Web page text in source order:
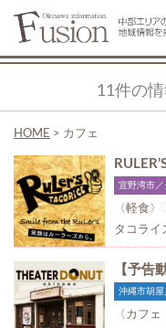
11件の
HOME > カフェ
宜野湾市／
〈軽食
タコライ
沖縄市胡屋
〈カフ